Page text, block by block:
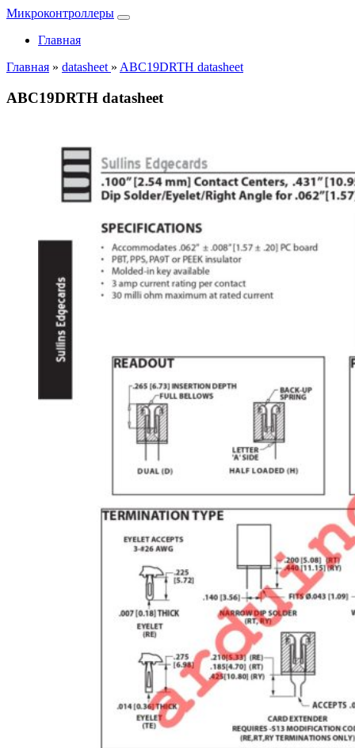
Микроконтроллеры
Главная
Главная » datasheet » ABC19DRTH datasheet
ABC19DRTH datasheet